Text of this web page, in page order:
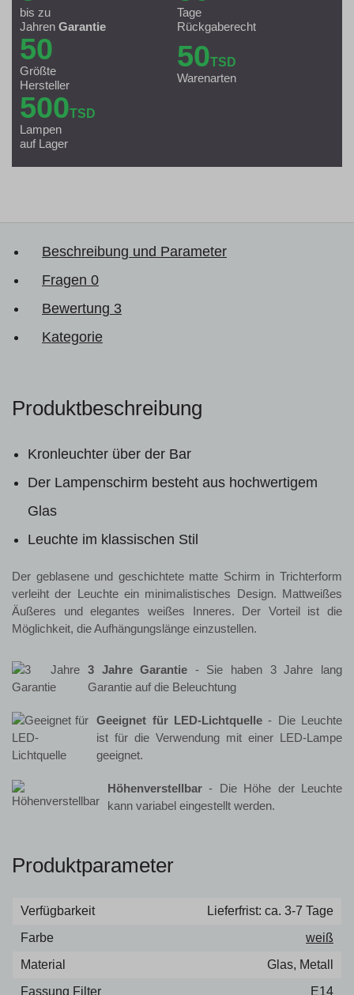
bis zu
Jahren Garantie
Tage
Rückgaberecht
50
Größte
Hersteller
50TSD
Warenarten
500TSD
Lampen
auf Lager
Beschreibung und Parameter
Fragen 0
Bewertung 3
Kategorie
Produktbeschreibung
Kronleuchter über der Bar
Der Lampenschirm besteht aus hochwertigem
Glas
Leuchte im klassischen Stil
Der geblasene und geschichtete matte Schirm in Trichterform
verleiht der Leuchte ein minimalistisches Design. Mattweißes
Äußeres und elegantes weißes Inneres. Der Vorteil ist die
Möglichkeit, die Aufhängungslänge einzustellen.
3 Jahre Garantie - Sie haben 3 Jahre lang
Garantie auf die Beleuchtung
Geeignet für LED-Lichtquelle - Die Leuchte
ist für die Verwendung mit einer LED-Lampe
geeignet.
Höhenverstellbar - Die Höhe der Leuchte
kann variabel eingestellt werden.
Produktparameter
Verfügbarkeit
Lieferfrist: ca. 3-7 Tage
Farbe
weiß
Material
Glas, Metall
Fassung Filter
E14